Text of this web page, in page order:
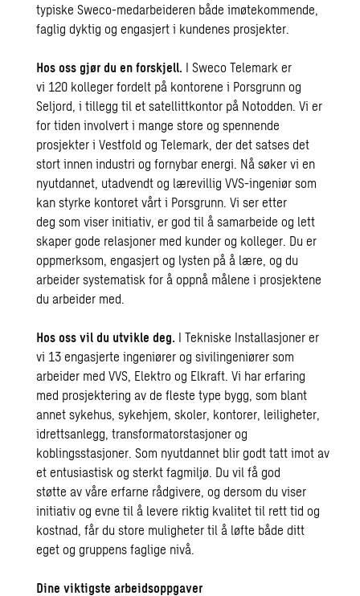
typiske Sweco-medarbeideren både imøtekommende,
faglig dyktig og engasjert i kundenes prosjekter.
Hos oss gjør du en forskjell. I Sweco Telemark er
vi 120 kolleger fordelt på kontorene i Porsgrunn og
Seljord, i tillegg til et satellittkontor på Notodden. Vi er
for tiden involvert i mange store og spennende
prosjekter i Vestfold og Telemark, der det satses det
stort innen industri og fornybar energi. Nå søker vi en
nyutdannet, utadvendt og lærevillig VVS-ingeniør som
kan styrke kontoret vårt i Porsgrunn. Vi ser etter
deg som viser initiativ, er god til å samarbeide og lett
skaper gode relasjoner med kunder og kolleger. Du er
oppmerksom, engasjert og lysten på å lære, og du
arbeider systematisk for å oppnå målene i prosjektene
du arbeider med.
Hos oss vil du utvikle deg. I Tekniske Installasjoner er
vi 13 engasjerte ingeniører og sivilingeniører som
arbeider med VVS, Elektro og Elkraft. Vi har erfaring
med prosjektering av de fleste type bygg, som blant
annet sykehus, sykehjem, skoler, kontorer, leiligheter,
idrettsanlegg, transformatorstasjoner og
koblingsstasjoner. Som nyutdannet blir godt tatt imot av
et entusiastisk og sterkt fagmiljø. Du vil få god
støtte av våre erfarne rådgivere, og dersom du viser
initiativ og evne til å levere riktig kvalitet til rett tid og
kostnad, får du store muligheter til å løfte både ditt
eget og gruppens faglige nivå.
Dine viktigste arbeidsoppgaver